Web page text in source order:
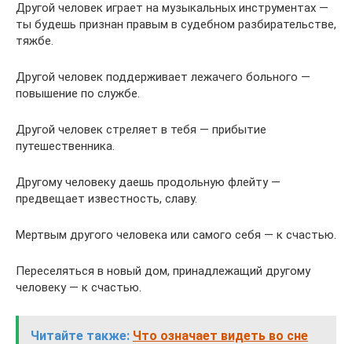
Другой человек играет на музыкальных инструментах —
ты будешь признан правым в судебном разбирательстве,
тяжбе.
Другой человек поддерживает лежачего больного —
повышение по службе.
Другой человек стреляет в тебя — прибытие
путешественника.
Другому человеку даешь продольную флейту —
предвещает известность, славу.
Мертвым другого человека или самого себя — к счастью.
Переселяться в новый дом, принадлежащий другому
человеку — к счастью.
Читайте также: Что означает видеть во сне